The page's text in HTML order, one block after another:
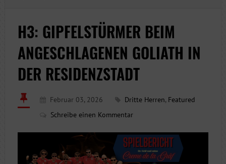
H3: GIPFELSTÜRMER BEIM
ANGESCHLAGENEN GOLIATH IN
DER RESIDENZSTADT
Februar 03, 2026 Dritte Herren, Featured
Schreibe einen Kommentar